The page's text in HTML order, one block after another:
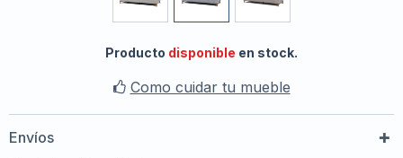
Producto disponible en stock.
Como cuidar tu mueble
Envíos